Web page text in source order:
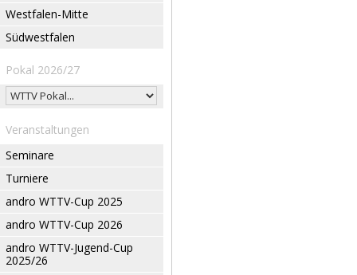
Westfalen-Mitte
Südwestfalen
Pokal 2026/27
Veranstaltungen
Seminare
Turniere
andro WTTV-Cup 2025
andro WTTV-Cup 2026
andro WTTV-Jugend-Cup
2025/26